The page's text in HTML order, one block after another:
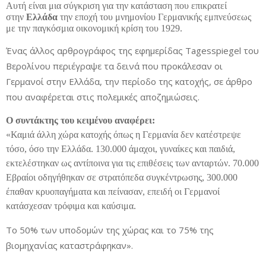
Αυτή είναι μια σύγκριση για την κατάσταση που επικρατεί
στην Ελλάδα την εποχή του μνημονίου Γερμανικής εμπνεύσεως
με την παγκόσμια οικονομική κρίση του 1929.
Ένας άλλος αρθρογράφος της εφημερίδας Tagesspiegel του
Βερολίνου περιέγραψε τα δεινά που προκάλεσαν οι
Γερμανοί στην Ελλάδα, την περίοδο της κατοχής, σε άρθρο
που αναφέρεται στις πολεμικές αποζημιώσεις.
Ο συντάκτης του κειμένου αναφέρει:
«Καμιά άλλη χώρα κατοχής όπως η Γερμανία δεν κατέστρεψε
τόσο, όσο την Ελλάδα. 130.000 άμαχοι, γυναίκες και παιδιά,
εκτελέστηκαν ως αντίποινα για τις επιθέσεις των ανταρτών. 70.000
Εβραίοι οδηγήθηκαν σε στρατόπεδα συγκέντρωσης, 300.000
έπαθαν κρυοπαγήματα και πείνασαν, επειδή οι Γερμανοί
κατάσχεσαν τρόφιμα και καύσιμα.
Το 50% των υποδομών της χώρας και το 75% της
βιομηχανίας καταστράφηκαν».